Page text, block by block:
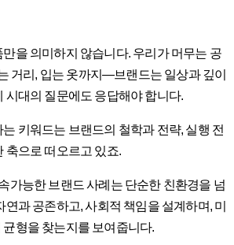
만을 의미하지 않습니다. 우리가 머무는 공
거리, 입는 옷까지—브랜드는 일상과 깊이
시대의 질문에도 응답해야 합니다.
는 키워드는 브랜드의 철학과 전략, 실행 전
축으로 떠오르고 있죠.
가능한 브랜드 사례는 단순한 친환경을 넘
연과 공존하고, 사회적 책임을 설계하며, 미
형을 찾는지를 보여줍니다.